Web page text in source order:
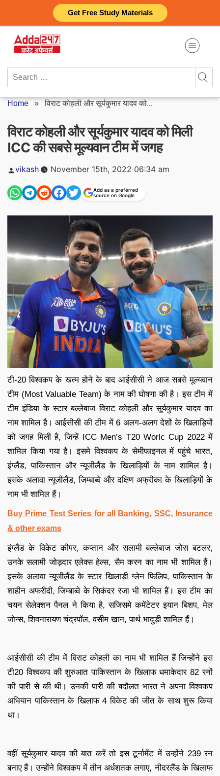
Get Free Study Materials
content
Search
Home »विराट कोहली और सूर्यकुमार यादव को...
विराट कोहली और सूर्यकुमार यादव को मिली
ICC की सबसे मूल्यवान टीम में जगह
Posted
vikash November 15th, 2022 06:34 am
Add as a preferred
source on Google
टी-20 विश्वकप के खत्म होने के बाद आईसीसी ने आज सबसे मूल्यवान
टीम (Most Valuable Team) के नाम की घोषणा की है। इस टीम में
टीम इंडिया के स्टार बल्लेबाज विराट कोहली और सूर्यकुमार यादव का
नाम शामिल है। आईसीसी की टीम में 6 अलग-अलग देशों के खिलाड़ियों
को जगह मिली है, जिन्हें ICC Men’s T20 Worlc Cup 2022 में
शामिल किया गया है। इसमे विश्वकप के सेमीफाइनल में पहुंचे भारत,
इंग्लैंड, पाकिस्तान और न्यूजीलैंड के खिलाड़ियों के नाम शामिल है।
इसके अलावा न्यूजीलैंड, जिम्बाब्वे और दक्षिण अफ्रीका के खिलाड़ियों के
नाम भी शामिल हैं।
Buy Prime Test Series for all Banking, SSC, Insurance
& other exams
इंग्लैंड के विकेट कीपर, कप्तान और सलामी बल्लेबाज जोस बटलर,
उनके सलामी जोड़दार एलेक्स हेल्स, सैम करन का नाम भी शामिल हैं।
इसके अलावा न्यूजीलैंड के स्टार खिलाड़ी ग्लेन फिलिप, पाकिस्तान के
शाहीन अफरीदी, जिम्बाब्वे के सिकंदर रजा भी शामिल हैं। इस टीम का
चयन सेलेक्शन पैनल ने किया है, सजिसमे कमेंटेटर इयान बिशप, मेल
जोन्स, शिवनारायण चंद्रपॉल, वसीम खान, पार्थ भादुड़ी शामिल हैं।
आईसीसी की टीम में विराट कोहली का नाम भी शामिल हैं जिन्होंने इस
टी20 विश्वकप की शुरुआत पाकिस्तान के खिलाफ धमाकेदार 82 रनों
की पारी से की थी। उनकी पारी की बदौलत भारत ने अपना विश्वकप
अभियान पाकिस्तान के खिलाफ 4 विकेट की जीत के साथ शुरू किया
था।
वहीं सूर्यकुमार यादव की बात करें तो इस टूर्नामेंट में उन्होंने 239 रन
बनाए हैं। उन्होंने विश्वकप में तीन अर्धशतक लगाए, नीदरलैंड के खिलाफ